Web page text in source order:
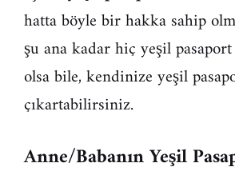
hatta böyle bir hakka sahip
şu ana kadar hiç yeşil pasaport
olsa bile, kendinize yeşil
çıkartabilirsiniz.
Anne/Babanın Yeşil